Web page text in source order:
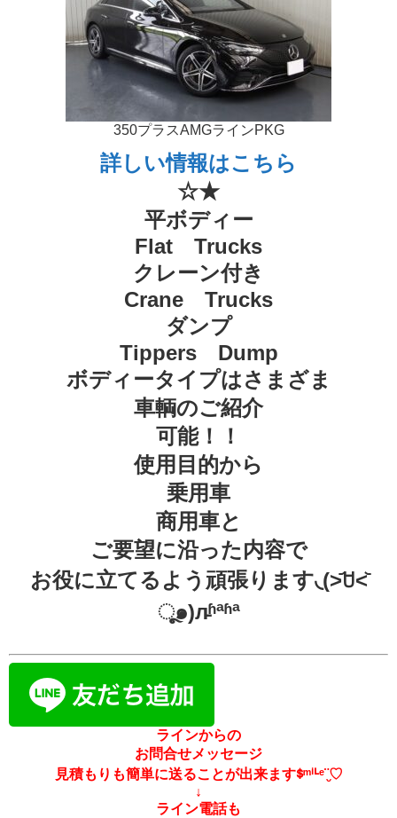
350プラスAMGラインPKG
詳しい情報はこちら
☆★
平ボディー
Flat Trucks
クレーン付き
Crane Trucks
ダンプ
Tippers Dump
ボディータイプはさまざま
車輌のご紹介
可能！！
使用目的から
乗用車
商用車と
ご要望に沿った内容で
お役に立てるよう頑張ります◟(˃᷄ꇴ˂᷅
ૂ๑)л̵ʱªʱª
ラインからの
お問合せメッセージ
見積もりも簡単に送ることが出来ますᙚᵐⁱᒻᵉ¨̮♡
↓
ライン電話も